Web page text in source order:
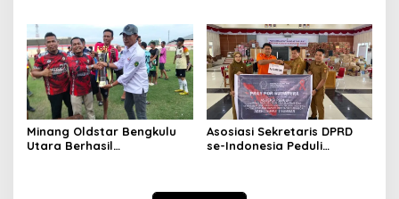
Minang Oldstar Bengkulu
Utara Berhasil
Asosiasi Sekretaris DPRD
se-Indonesia Peduli